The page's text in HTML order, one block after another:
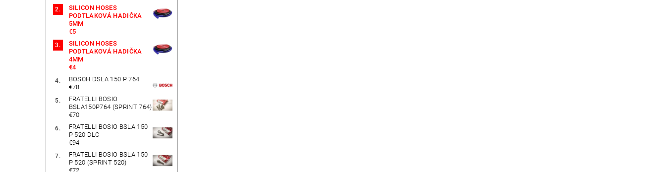
SILICON HOSES
PODTLAKOVÁ HADIČKA
5MM
€5
SILICON HOSES
PODTLAKOVÁ HADIČKA
4MM
€4
BOSCH DSLA 150 P 764
€78
FRATELLI BOSIO
BSLA150P764 (SPRINT 764)
€70
FRATELLI BOSIO BSLA 150
P 520 DLC
€94
FRATELLI BOSIO BSLA 150
P 520 (SPRINT 520)
€72